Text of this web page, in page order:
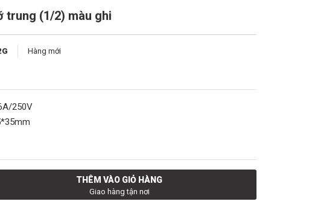
trung (1/2) màu ghi
Hàng mới
250V
THÊM VÀO GIỎ HÀNG
Giao hàng tận nơi